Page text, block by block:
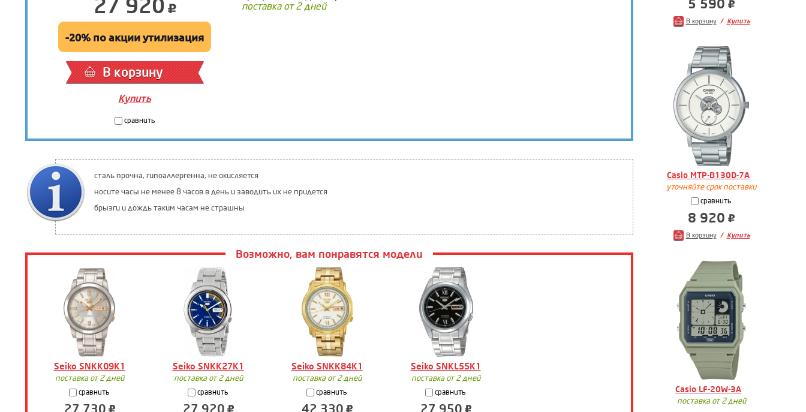
27 920
-20% по акции утилизация
В корзину
Купить
сравнить
поставка от 2 дней
сталь прочна, гипоаллергенна, не окисляется
носите часы не менее 8 часов в день и заводить их не придется
брызги и дождь таким часам не страшны
Возможно, вам понравятся модели
Seiko SNKK09K1 Seiko SNKK27K1 Seiko SNKK84K1 Seiko SNKL55K1
поставка от 2 дней
сравнить
27 730
поставка от 2 дней
сравнить
27 920
поставка от 2 дней
сравнить
42 330
поставка от 2 дней
сравнить
27 950
5 590
В корзину Купить
Casio MTP-B130D-7A
уточняйте срок поставки
сравнить
8 920
В корзину Купить
Casio LF-20W-3A
поставка от 2 дней